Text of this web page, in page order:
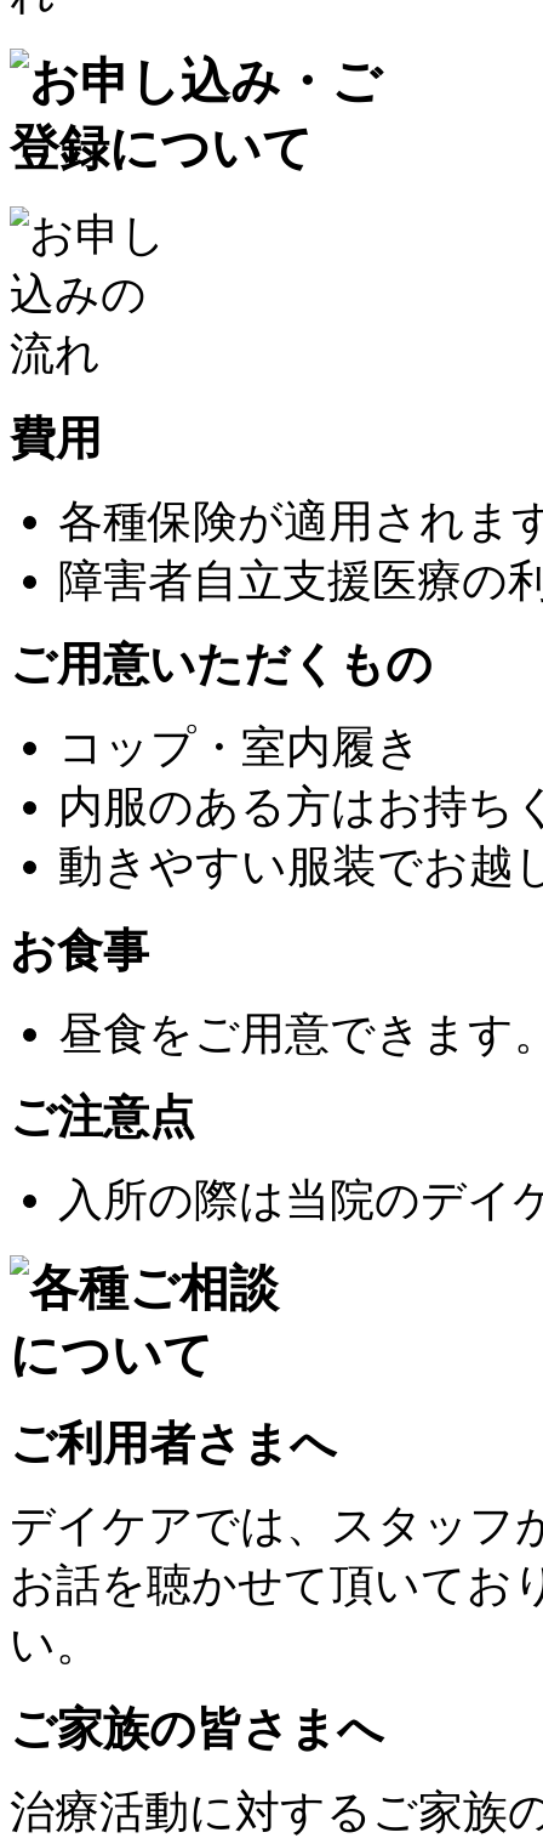
費用
各種保険が適用されま
障害者自立支援医療の
ご用意いただくもの
コップ・室内履き
内服のある方はお持ち
動きやすい服装でお越
お食事
昼食をご用意できます
ご注意点
入所の際は当院のデイ
ご利用者さまへ
デイケアでは、スタッフ
お話を聴かせて頂いてお
い。
ご家族の皆さまへ
治療活動に対するご家族